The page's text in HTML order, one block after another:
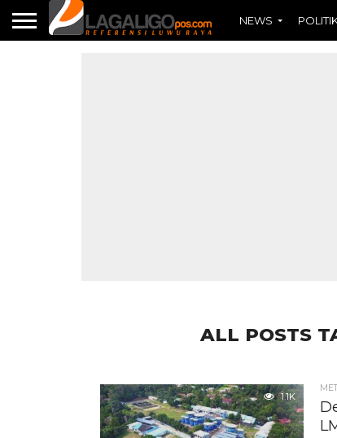
NEWS
ALL POSTS
1.1K